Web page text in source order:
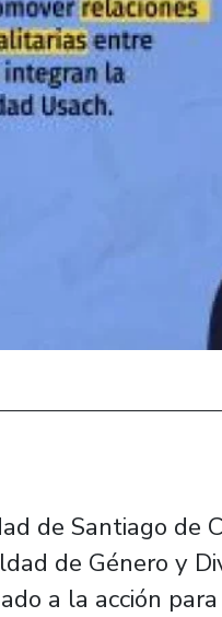
de Santiago de
de Género y
a la acción